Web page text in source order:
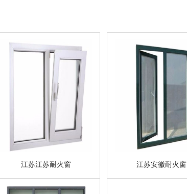
江苏江苏耐火窗 江苏安徽耐火窗